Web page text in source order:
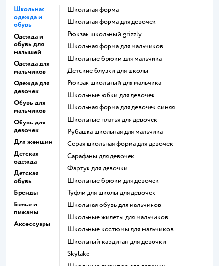
Школьная
одежда и
обувь
Одежда и
обувь для
малышей
Одежда для
мальчиков
Одежда для
девочек
Обувь для
мальчиков
Обувь для
девочек
Для женщин
Детская
одежда
Детская
обувь
Бренды
Белье и
пижамы
Аксессуары
Школьная форма
Школьная форма для девочек
Рюкзак школьный grizzly
Школьная форма для мальчиков
Школьные брюки для мальчика
Детские блузки для школы
Рюкзак школьный для мальчика
Школьные юбки для девочек
Школьная форма для девочек синяя
Школьные платья для девочек
Рубашка школьная для мальчика
Серая школьная форма для девочек
Сарафаны для девочек
Фартук для девочки
Школьные брюки для девочек
Туфли для школы для девочек
Школьная обувь для мальчиков
Школьные жилеты для мальчиков
Школьные костюмы для мальчиков
Школьный кардиган для девочки
Skylake